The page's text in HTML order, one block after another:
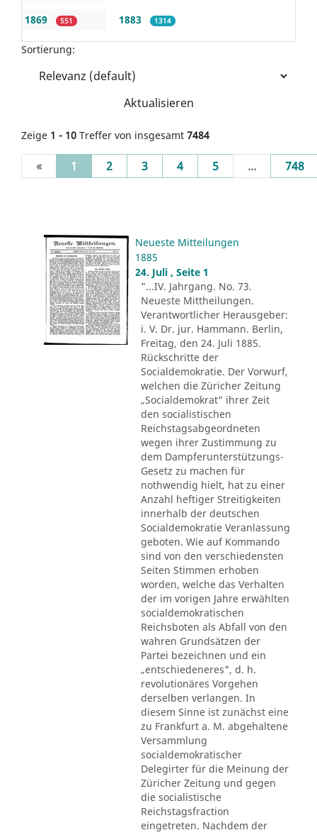
1869 551 1883 1314
Sortierung:
Aktualisieren
Zeige 1 - 10 Treffer von insgesamt 7484
« 1 (current)
2 3 4 5 ... 748
Neueste Mitteilungen
1885
24. Juli , Seite 1
"...IV. Jahrgang. No. 73.
Neueste Mittheilungen.
Verantwortlicher Herausgeber:
i. V. Dr. jur. Hammann. Berlin,
Freitag, den 24. Juli 1885.
Rückschritte der
Socialdemokratie. Der Vorwurf,
welchen die Züricher Zeitung
„Socialdemokrat" ihrer Zeit
den socialistischen
Reichstagsabgeordneten
wegen ihrer Zustimmung zu
dem Dampferunterstützungs-
Gesetz zu machen für
nothwendig hielt, hat zu einer
Anzahl heftiger Streitigkeiten
innerhalb der deutschen
Socialdemokratie Veranlassung
geboten. Wie auf Kommando
sind von den verschiedensten
Seiten Stimmen erhoben
worden, welche das Verhalten
der im vorigen Jahre erwählten
socialdemokratischen
Reichsboten als Abfall von den
wahren Grundsätzen der
Partei bezeichnen und ein
„entschiedeneres", d. h.
revolutionäres Vorgehen
derselben verlangen. In
diesem Sinne ist zunächst eine
zu Frankfurt a. M. abgehaltene
Versammlung
socialdemokratischer
Delegirter für die Meinung der
Züricher Zeitung und gegen
die socialistische
Reichstagsfraction
eingetreten. Nachdem der